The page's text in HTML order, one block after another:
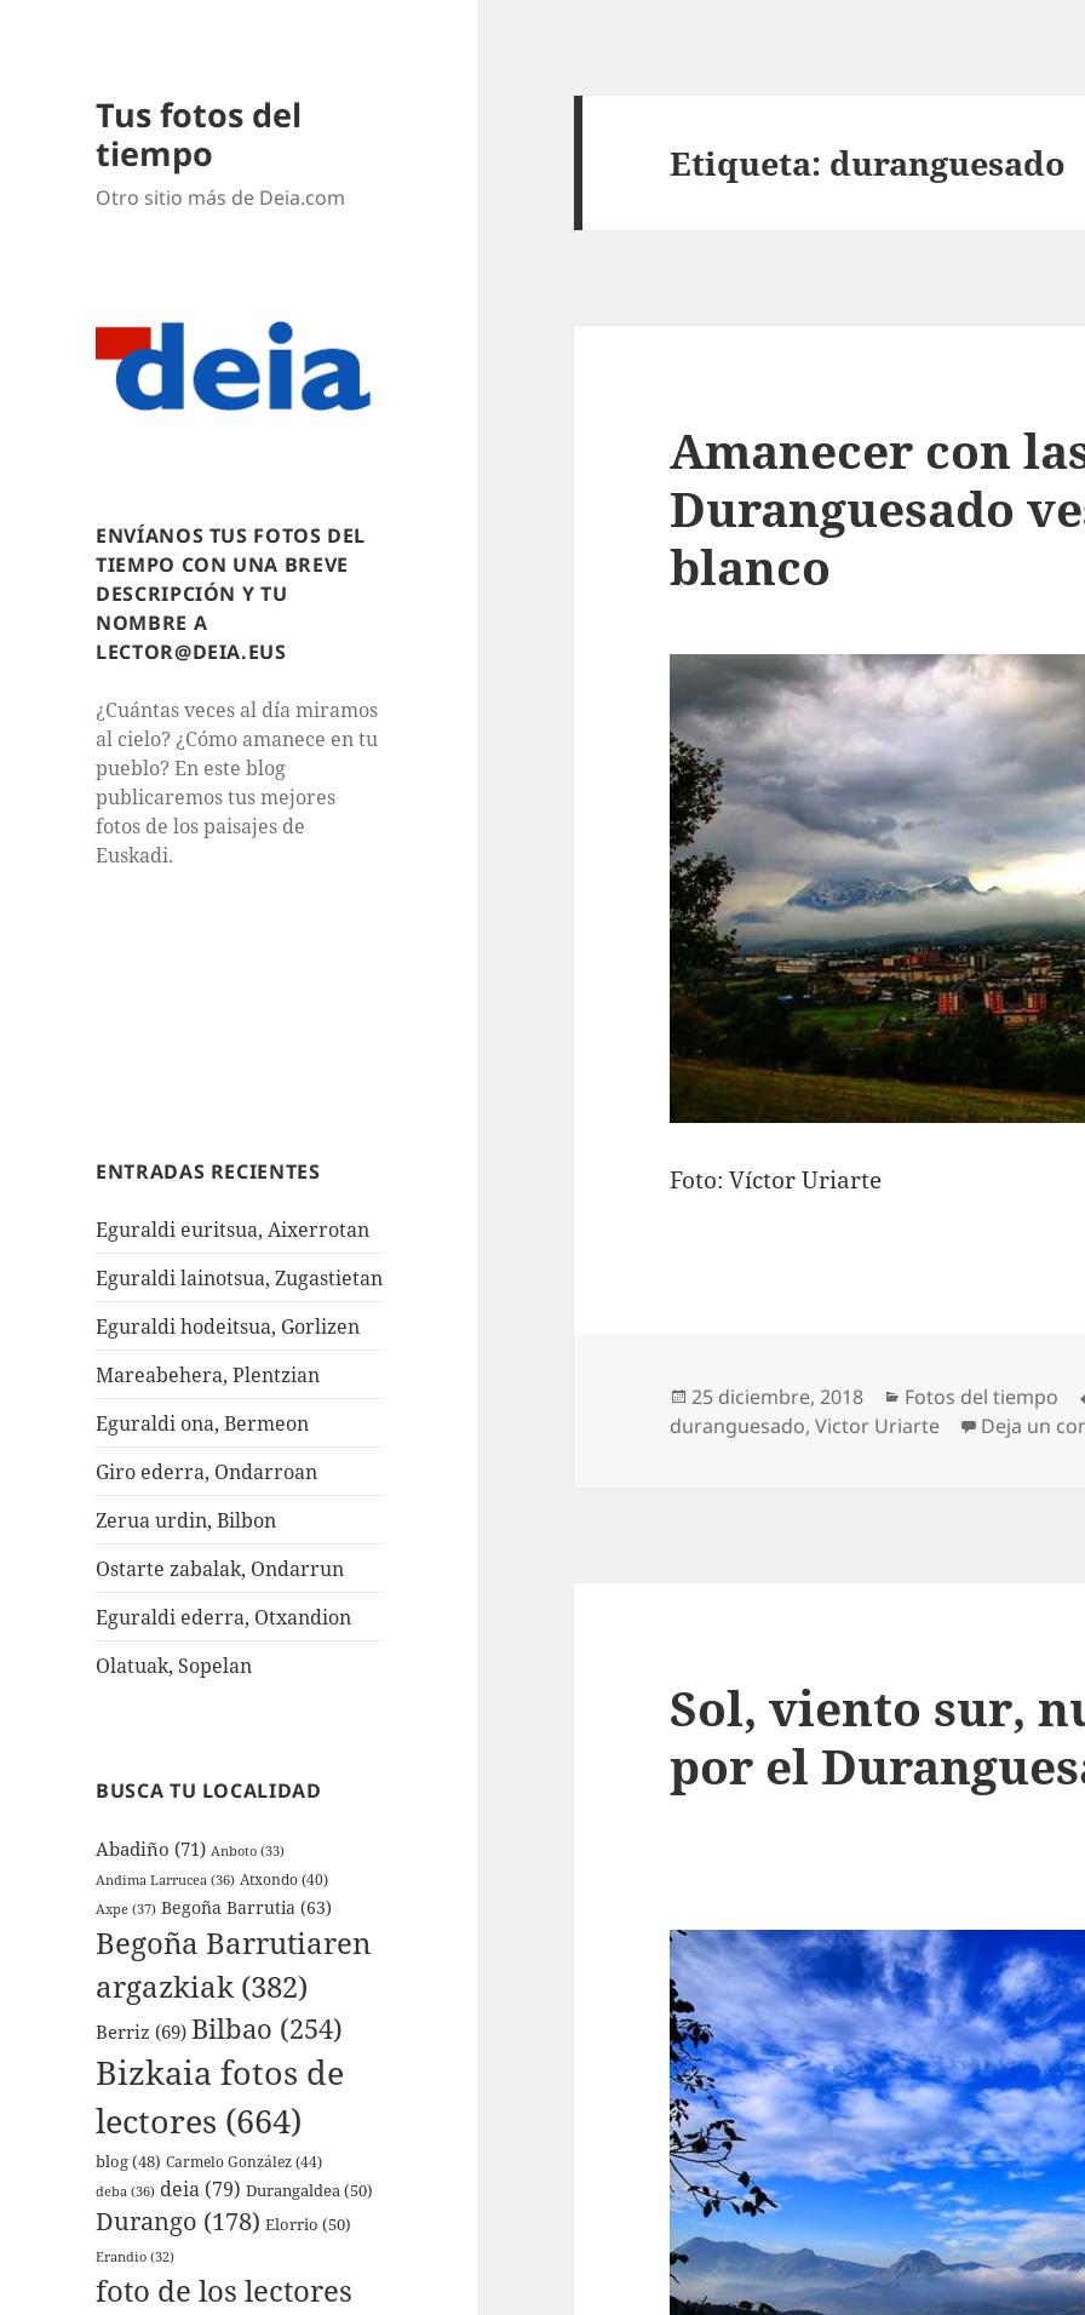
Tus fotos del
tiempo
Otro sitio más de Deia.com
ENVÍANOS TUS FOTOS DEL
TIEMPO CON UNA BREVE
DESCRIPCIÓN Y TU
NOMBRE A
LECTOR@DEIA.EUS
¿Cuántas veces al día miramos
al cielo? ¿Cómo amanece en tu
pueblo? En este blog
publicaremos tus mejores
fotos de los paisajes de
Euskadi.
ENTRADAS RECIENTES
Eguraldi euritsua, Aixerrotan
Eguraldi lainotsua, Zugastietan
Eguraldi hodeitsua, Gorlizen
Mareabehera, Plentzian
Eguraldi ona, Bermeon
Giro ederra, Ondarroan
Zerua urdin, Bilbon
Ostarte zabalak, Ondarrun
Eguraldi ederra, Otxandion
Olatuak, Sopelan
BUSCA TU LOCALIDAD
Abadiño (71) Anboto (33)
Andima Larrucea (36) Atxondo(40)
Axpe (37) Begoña Barrutia (63)
Begoña Barrutiaren
argazkiak (382)
Berriz (69) Bilbao (254)
Bizkaia fotos de
lectores (664)
blog(48) Carmelo González(44)
deba (36) deia (79) Durangaldea(50)
Durango (178) Elorrio (50)
Erandio (32)
foto de los lectores
Etiqueta: duranguesado
Amanecer con
Duranguesado
blanco
Foto: Víctor Uriarte
Publicado
el
25 diciembre, 2018 Categorías
Fotos del tiempo
duranguesado,Victor Uriarte Deja un
Sol, viento sur,
por el